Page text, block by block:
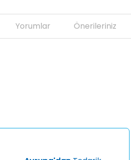
Yorumlar Önerileriniz